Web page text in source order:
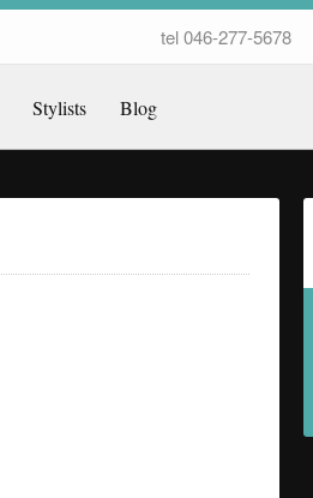
tel 046-277-5678
Stylists Blog